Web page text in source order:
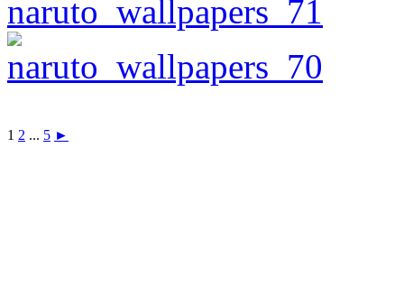
1 2 ... 5 ►